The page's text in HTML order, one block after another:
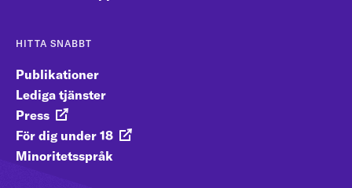
HITTA SNABBT
Publikationer
Lediga tjänster
Press
För dig under 18
Minoritetsspråk